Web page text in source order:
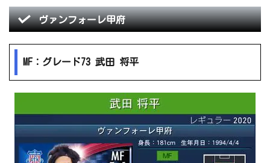
ヴァンフォーレ甲府
MF：グレード73 武田 将平